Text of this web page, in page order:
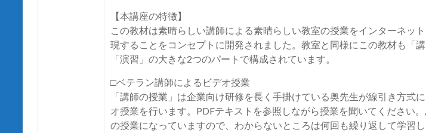
【本講座の特徴】
この教材は素晴らしい講師による素晴らしい教室の授業をインターネッ
現することをコンセプトに開発されました。教室と同様にこの教材も「講
「演習」の大きな2つのパートで構成されています。
□ベテラン講師によるビデオ授業
「講師の授業」は企業向け研修を長く手掛けている奥先生が線引き方式
オ授業を行います。PDFテキストを参照しながら授業を聞いてください
の授業になっていますので、わからないところは何回も繰り返して学習